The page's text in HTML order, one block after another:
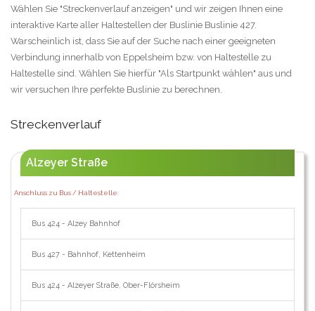
Wählen Sie "Streckenverlauf anzeigen" und wir zeigen Ihnen eine
interaktive Karte aller Haltestellen der Buslinie Buslinie 427.
Warscheinlich ist, dass Sie auf der Suche nach einer geeigneten
Verbindung innerhalb von Eppelsheim bzw. von Haltestelle zu
Haltestelle sind. Wählen Sie hierfür "Als Startpunkt wählen" aus und
wir versuchen Ihre perfekte Buslinie zu berechnen.
Streckenverlauf
Alzeyer Straße
Anschluss zu Bus / Haltestelle:
Bus 424 - Alzey Bahnhof
Bus 427 - Bahnhof, Kettenheim
Bus 424 - Alzeyer Straße, Ober-Flörsheim